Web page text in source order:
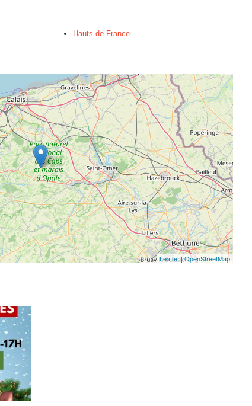
Hauts-de-France
Leaflet|OpenStreetMap